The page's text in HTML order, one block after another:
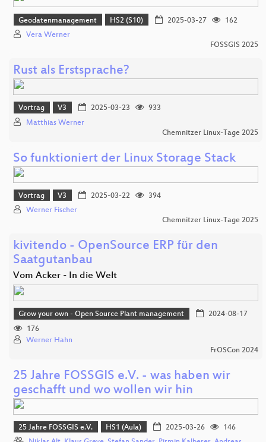
Geodatenmanagement HS2 (S10) 2025-03-27
162
Vera Werner
FOSSGIS 2025
Rust als Erstsprache?
Vortrag V3 2025-03-23
933
Matthias Werner
Chemnitzer Linux-Tage 2025
So funktioniert der Linux Storage Stack
Vortrag V3 2025-03-22
394
Werner Fischer
Chemnitzer Linux-Tage 2025
kivitendo - OpenSource ERP für den
Saatgutanbau
Vom Acker - In die Welt
Grow your own - Open Source Plant management
2024-08-17
176
Werner Hahn
FrOSCon 2024
25 Jahre FOSSGIS e.V. - was haben wir
geschafft und wo wollen wir hin
25 Jahre FOSSGIS e.V. HS1 (Aula) 2025-03-26
146